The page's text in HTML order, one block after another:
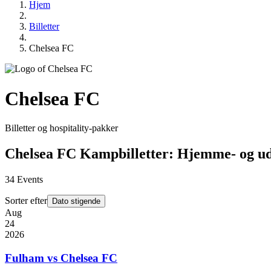
Hjem
Billetter
Chelsea FC
Chelsea FC
Billetter og hospitality-pakker
Chelsea FC Kampbilletter: Hjemme- og
34 Events
Sorter efter Dato stigende
Aug
24
2026
Fulham vs Chelsea FC